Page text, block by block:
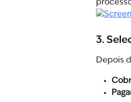
3.
Depois